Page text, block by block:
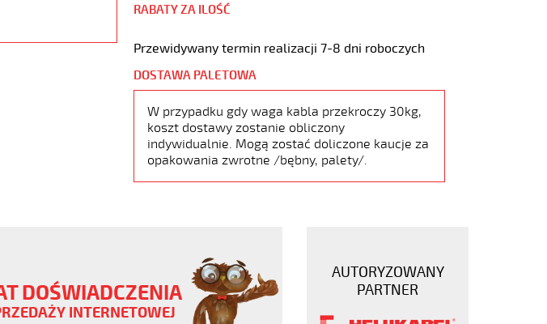
RABATY ZA ILOŚĆ
Przewidywany termin realizacji 7-8 dni roboczych
DOSTAWA PALETOWA
W przypadku gdy waga kabla przekroczy 30kg,
koszt dostawy zostanie obliczony
indywidualnie. Mogą zostać doliczone kaucje za
opakowania zwrotne /bębny, palety/.
DOŚWIADCZENIA
INTERNETOWEJ
AUTORYZOWANY
PARTNER